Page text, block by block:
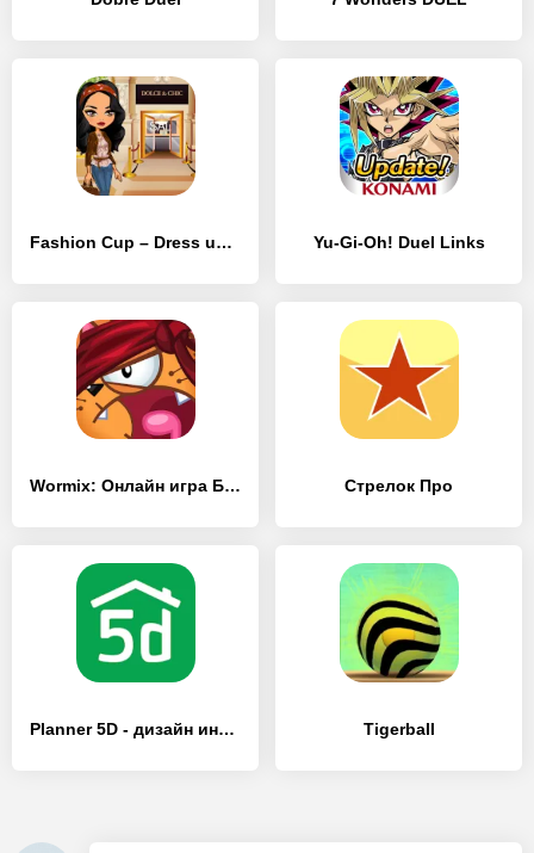
Fashion Cup – Dress up & Duel Yu-Gi-Oh! Duel Links
Wormix: Онлайн игра Батл Стрелок Про
Planner 5D - дизайн интерьера Tigerball